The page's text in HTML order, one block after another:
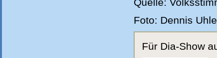
Foto: Dennis
Für Dia-Show